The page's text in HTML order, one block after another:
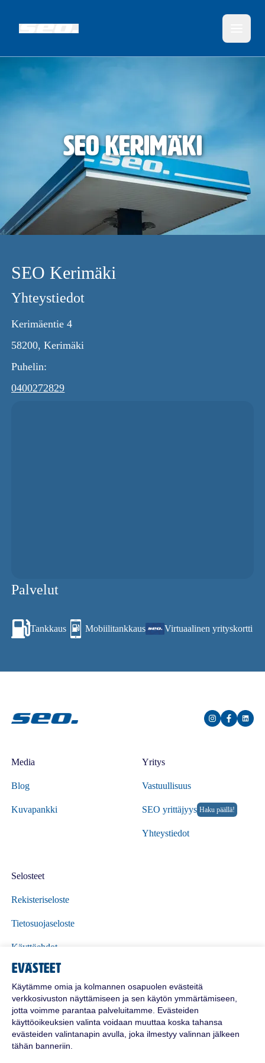
SEO Kerimäki
SEO Kerimäki
Yhteystiedot
Kerimäentie 4
58200, Kerimäki
Puhelin:
0400272829
Palvelut
Tankkaus Mobiilitankkaus Virtuaalinen yrityskortti
Media
Blog
Kuvapankki
Yritys
Vastuullisuus
SEO yrittäjyys Haku päällä!
Yhteystiedot
Selosteet
Rekisteriseloste
Tietosuojaseloste
Käyttöehdot
Polttoöljyn toimitusehdot
Evästeet
Käytämme omia ja kolmannen osapuolen evästeitä
verkkosivuston näyttämiseen ja sen käytön ymmärtämiseen,
jotta voimme parantaa palveluitamme. Evästeiden
käyttöoikeuksien valinta voidaan muuttaa koska tahansa
evästeiden valintanapin avulla, joka ilmestyy valinnan jälkeen
tähän banneriin.